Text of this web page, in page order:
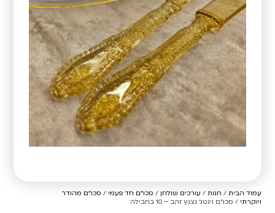
עמוד הבית / חנות / עורכים שולחן / סכו"ם חד פעמי / סכו"ם מהודר
ויוקרתי / סכו"ם וינטג' נצנץ זהב – 10 בחבילה